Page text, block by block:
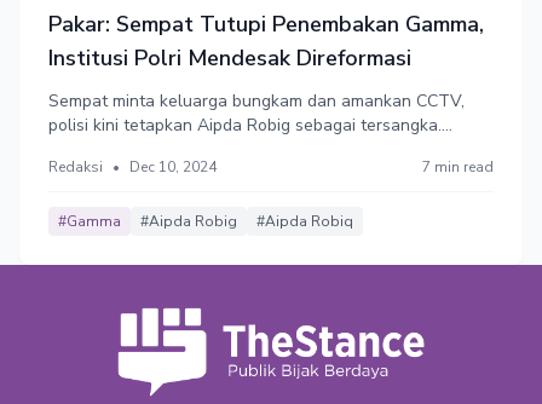
Pakar: Sempat Tutupi Penembakan Gamma,
Institusi Polri Mendesak Direformasi
Sempat minta keluarga bungkam dan amankan CCTV,
polisi kini tetapkan Aipda Robig sebagai tersangka.
Redaksi • Dec 10, 2024 7 min read
#Gamma #Aipda Robig #Aipda Robiq